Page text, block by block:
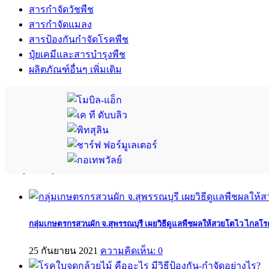
สารกำจัดวัชพืช
สารกำจัดแมลง
สารป้องกันกำจัดโรคพืช
ปุ๋ยเคมีและสารบำรุงพืช
ผลิตภัณฑ์อื่นๆ เพิ่มเติม
กลุ่มเกษตรกรสวนผัก จ.สุพรรณบุรี เผยวิธีดูแลพืชผลให้สวยโตไว ไกลโ
25 กันยายน 2021 ความคิดเห็น: 0